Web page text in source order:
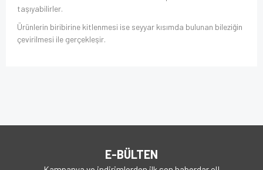
taşıyabilirler.
Ürünlerin biribirine kitlenmesi ise seyyar kısımda bulunan bileziğin
çevirilmesi ile gerçekleşir.
E-BÜLTEN